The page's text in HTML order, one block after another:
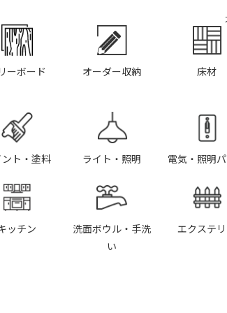
ーボード オーダー収納 床材
ト・塗料 ライト・照明 電気・照明
ッチン
洗面ボウル・手洗
い
エクステ